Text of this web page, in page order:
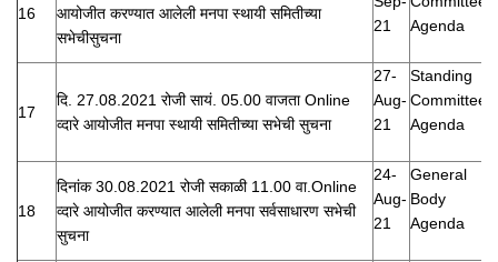
16
आयोजीत करण्यात आलेली मनपा स्थायी समितीच्या
सभेचीसुचना
21
Agenda
17
दि. 27.08.2021 रोजी सायं. 05.00 वाजता Online
व्दारे आयोजीत मनपा स्थायी समितीच्या सभेची सुचना
27-
Aug-
21
Standing
Committee
Agenda
18
दिनांक 30.08.2021 रोजी सकाळी 11.00 वा.Online
व्दारे आयोजीत करण्यात आलेली मनपा सर्वसाधारण सभेची
सुचना
24-
Aug-
21
General
Body
Agenda